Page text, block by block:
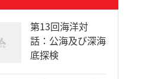
第13回海洋対
話：公海及び深海
底探検